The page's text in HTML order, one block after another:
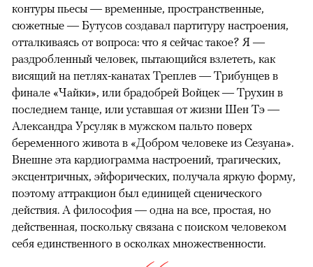
контуры пьесы — временные, пространственные,
сюжетные — Бутусов создавал партитуру настроения,
отталкиваясь от вопроса: что я сейчас такое? Я —
раздробленный человек, пытающийся взлететь, как
висящий на петлях-канатах Треплев — Трибунцев в
финале «Чайки», или брадобрей Войцек — Трухин в
последнем танце, или уставшая от жизни Шен Тэ —
Александра Урсуляк в мужском пальто поверх
беременного живота в «Добром человеке из Сезуана».
Внешне эта кардиограмма настроений, трагических,
эксцентричных, эйфорических, получала яркую форму,
поэтому аттракцион был единицей сценического
действия. А философия — одна на все, простая, но
действенная, поскольку связана с поиском человеком
себя единственного в осколках множественности.